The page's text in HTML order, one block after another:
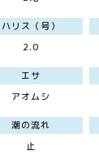
ハリス（号）
2.0
エサ
アオムシ
潮の流れ
止